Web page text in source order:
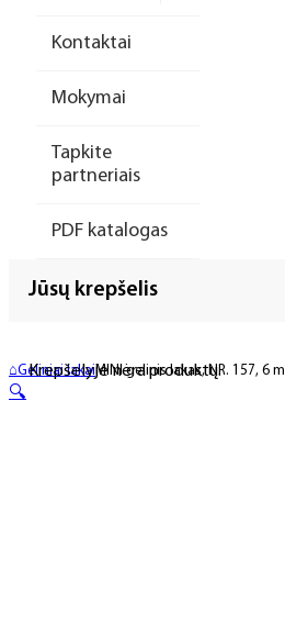
Kontaktai
Mokymai
Tapkite
partneriais
PDF katalogas
Jūsų krepšelis
Krepšelyje nėra produktų.
⌂Geliniai lakaiMINI gelinis lakas, NR. 157, 6 ml
🔍